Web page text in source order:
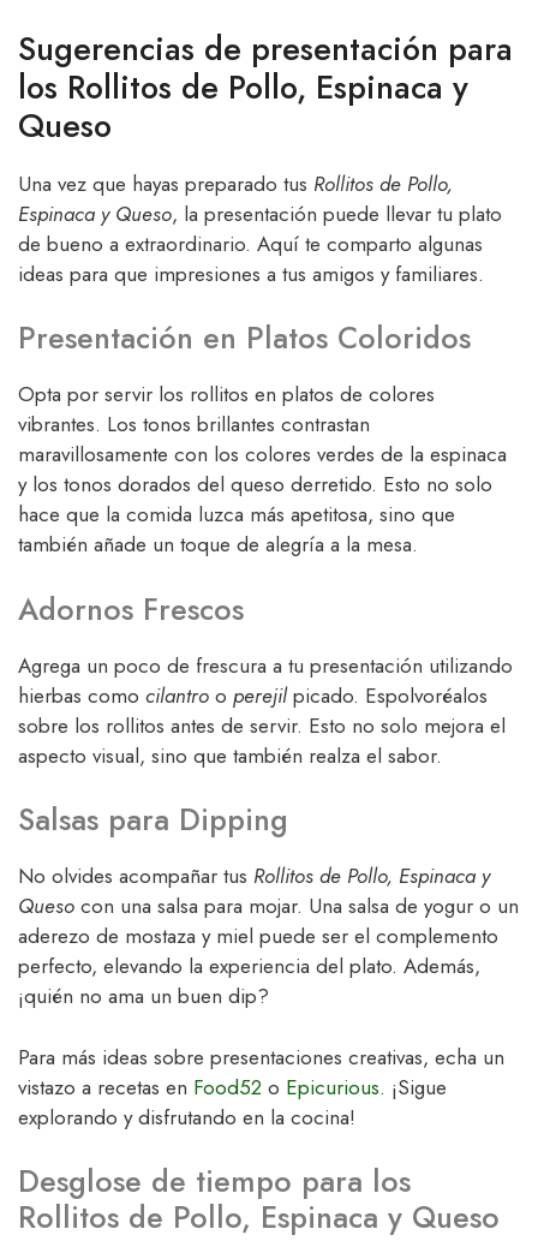
Sugerencias de presentación para
los Rollitos de Pollo, Espinaca y
Queso
Una vez que hayas preparado tus Rollitos de Pollo,
Espinaca y Queso, la presentación puede llevar tu plato
de bueno a extraordinario. Aquí te comparto algunas
ideas para que impresiones a tus amigos y familiares.
Presentación en Platos Coloridos
Opta por servir los rollitos en platos de colores
vibrantes. Los tonos brillantes contrastan
maravillosamente con los colores verdes de la espinaca
y los tonos dorados del queso derretido. Esto no solo
hace que la comida luzca más apetitosa, sino que
también añade un toque de alegría a la mesa.
Adornos Frescos
Agrega un poco de frescura a tu presentación utilizando
hierbas como cilantro o perejilpicado. Espolvoréalos
sobre los rollitos antes de servir. Esto no solo mejora el
aspecto visual, sino que también realza el sabor.
Salsas para Dipping
No olvides acompañar tus Rollitos de Pollo, Espinaca y
Queso con una salsa para mojar. Una salsa de yogur o un
aderezo de mostaza y miel puede ser el complemento
perfecto, elevando la experiencia del plato. Además,
¡quién no ama un buen dip?
Para más ideas sobre presentaciones creativas, echa un
vistazo a recetas en Food52 o Epicurious. ¡Sigue
explorando y disfrutando en la cocina!
Desglose de tiempo para los
Rollitos de Pollo, Espinaca y Queso